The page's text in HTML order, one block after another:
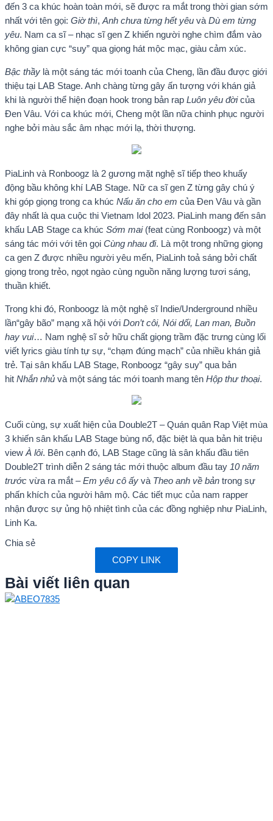
đến 3 ca khúc hoàn toàn mới, sẽ được ra mắt trong thời gian sớm
nhất với tên gọi: Giờ thì,Anh chưa từng hết yêu vàDù em từng
yêu. Nam ca sĩ – nhạc sĩ gen Z khiến người nghe chìm đắm vào
không gian cực “suy” qua giọng hát mộc mạc, giàu cảm xúc.
Bậc thầy là một sáng tác mới toanh của Cheng, lần đầu được giới
thiệu tại LAB Stage. Anh chàng từng gây ấn tượng với khán giả
khi là người thể hiện đoạn hook trong bản rap Luôn yêu đờicủa
Đen Vâu. Với ca khúc mới, Cheng một lần nữa chinh phục người
nghe bởi màu sắc âm nhạc mới lạ, thời thượng.
PiaLinh và Ronboogz là 2 gương mặt nghệ sĩ tiếp theo khuấy
động bầu không khí LAB Stage. Nữ ca sĩ gen Z từng gây chú ý
khi góp giọng trong ca khúc Nấu ăn cho em của Đen Vâu và gần
đây nhất là qua cuộc thi Vietnam Idol 2023. PiaLinh mang đến sân
khấu LAB Stage ca khúc Sớm mai(feat cùng Ronboogz) và một
sáng tác mới với tên gọi Cùng nhau đi. Là một trong những giọng
ca gen Z được nhiều người yêu mến, PiaLinh toả sáng bởi chất
giọng trong trẻo, ngọt ngào cùng nguồn năng lượng tươi sáng,
thuần khiết.
Trong khi đó, Ronboogz là một nghệ sĩ Indie/Underground nhiều
lần“gây bão” mạng xã hội với Don’t côi, Nói dối, Lan man, Buồn
hay vui… Nam nghệ sĩ sở hữu chất giọng trầm đặc trưng cùng lối
viết lyrics giàu tính tự sự, “chạm đúng mạch” của nhiều khán giả
trẻ. Tại sân khấu LAB Stage, Ronboogz “gây suy” qua bản
hit Nhắn nhủ và một sáng tác mới toanh mang tên Hộp thư thoại.
Cuối cùng, sự xuất hiện của Double2T – Quán quân Rap Việt mùa
3 khiến sân khấu LAB Stage bùng nổ, đặc biệt là qua bản hit triệu
view À lôi. Bên cạnh đó, LAB Stage cũng là sân khấu đầu tiên
Double2T trình diễn 2 sáng tác mới thuộc album đầu tay 10 năm
trước vừa ra mắt –Em yêu cô ấy và Theo anh về bản trong sự
phấn khích của người hâm mộ. Các tiết mục của nam rapper
nhận được sự ủng hộ nhiệt tình của các đồng nghiệp như PiaLinh,
Linh Ka.
Chia sẻ
COPY LINK
Bài viết liên quan